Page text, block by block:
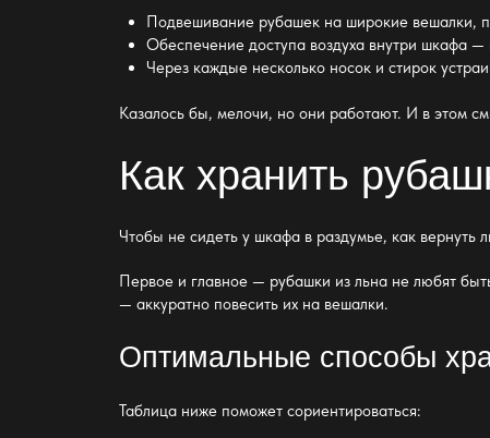
Подвешивание рубашек на широкие вешалки,
Обеспечение доступа воздуха внутри шкафа —
Через каждые несколько носок и стирок
Казалось бы, мелочи, но они работают. И в этом
Как хранить
Чтобы не сидеть у шкафа в раздумье, как вернуть
Первое и главное — рубашки из льна не любят
— аккуратно повесить их на вешалки.
Оптимальные способы
Таблица ниже поможет сориентироваться: